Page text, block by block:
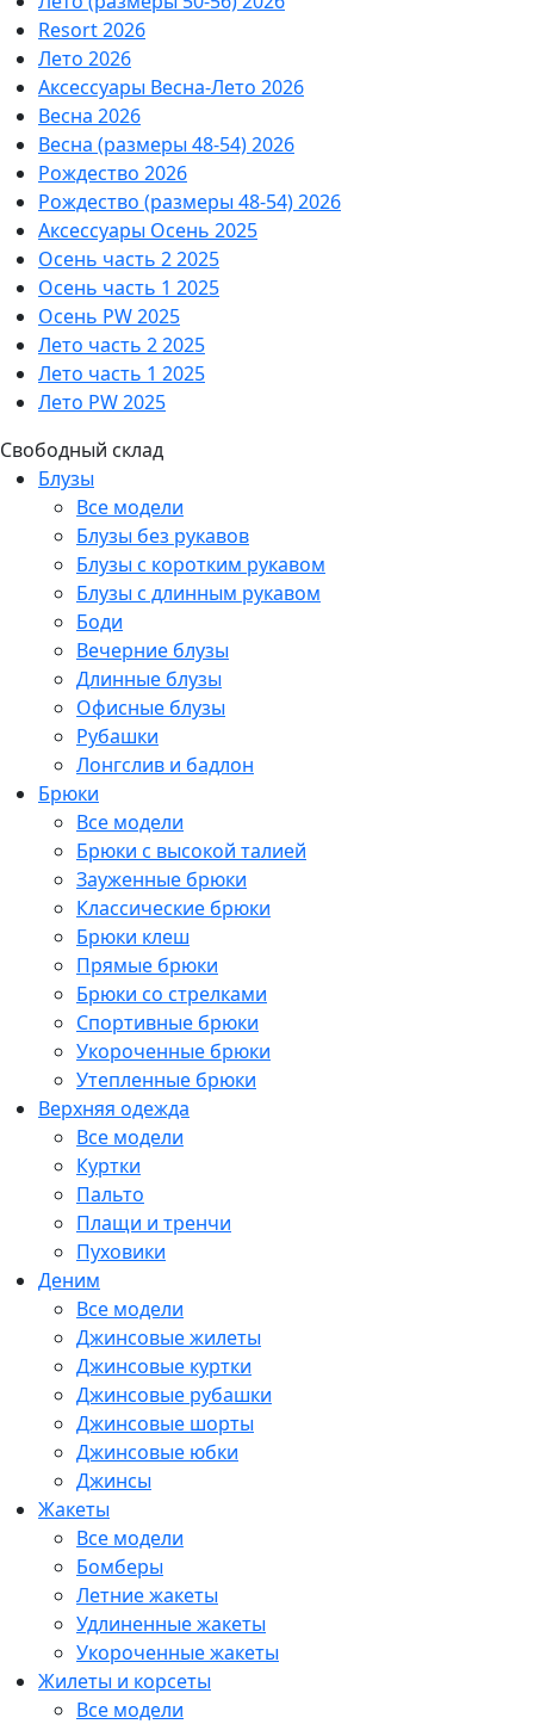
Resort 2026
Лето 2026
Аксессуары Весна-Лето 2026
Весна 2026
Весна (размеры 48-54) 2026
Рождество 2026
Рождество (размеры 48-54) 2026
Аксессуары Осень 2025
Осень часть 2 2025
Осень часть 1 2025
Осень PW 2025
Лето часть 2 2025
Лето часть 1 2025
Лето PW 2025
Свободный склад
Блузы
Все модели
Блузы без рукавов
Блузы с коротким рукавом
Блузы с длинным рукавом
Боди
Вечерние блузы
Длинные блузы
Офисные блузы
Рубашки
Лонгслив и бадлон
Брюки
Все модели
Брюки с высокой талией
Зауженные брюки
Классические брюки
Брюки клеш
Прямые брюки
Брюки со стрелками
Спортивные брюки
Укороченные брюки
Утепленные брюки
Верхняя одежда
Все модели
Куртки
Пальто
Плащи и тренчи
Пуховики
Деним
Все модели
Джинсовые жилеты
Джинсовые куртки
Джинсовые рубашки
Джинсовые шорты
Джинсовые юбки
Джинсы
Жакеты
Все модели
Бомберы
Летние жакеты
Удлиненные жакеты
Укороченные жакеты
Жилеты и корсеты
Все модели